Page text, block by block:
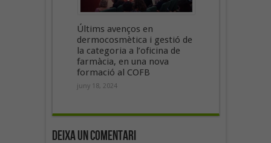
Últims avenços en
dermocosmètica i gestió de
la categoria a l’oficina de
farmàcia, en una nova
formació al COFB
juny 18, 2024
Deixa un Comentari